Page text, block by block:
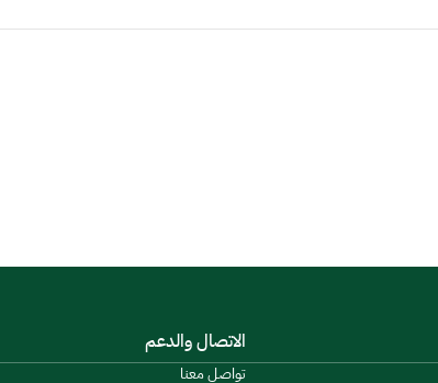
الاتصال والدعم
تواصل معنا